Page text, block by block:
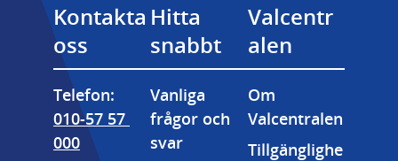
Kontakta
oss
Telefon:
010-57 57
000
Hitta
snabbt
Vanliga
frågor och
svar
Valcentr
alen
Om
Valcentralen
Tillgänglighe